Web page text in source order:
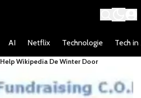
AI Netflix Technologie Tech in
Help Wikipedia De Winter Door